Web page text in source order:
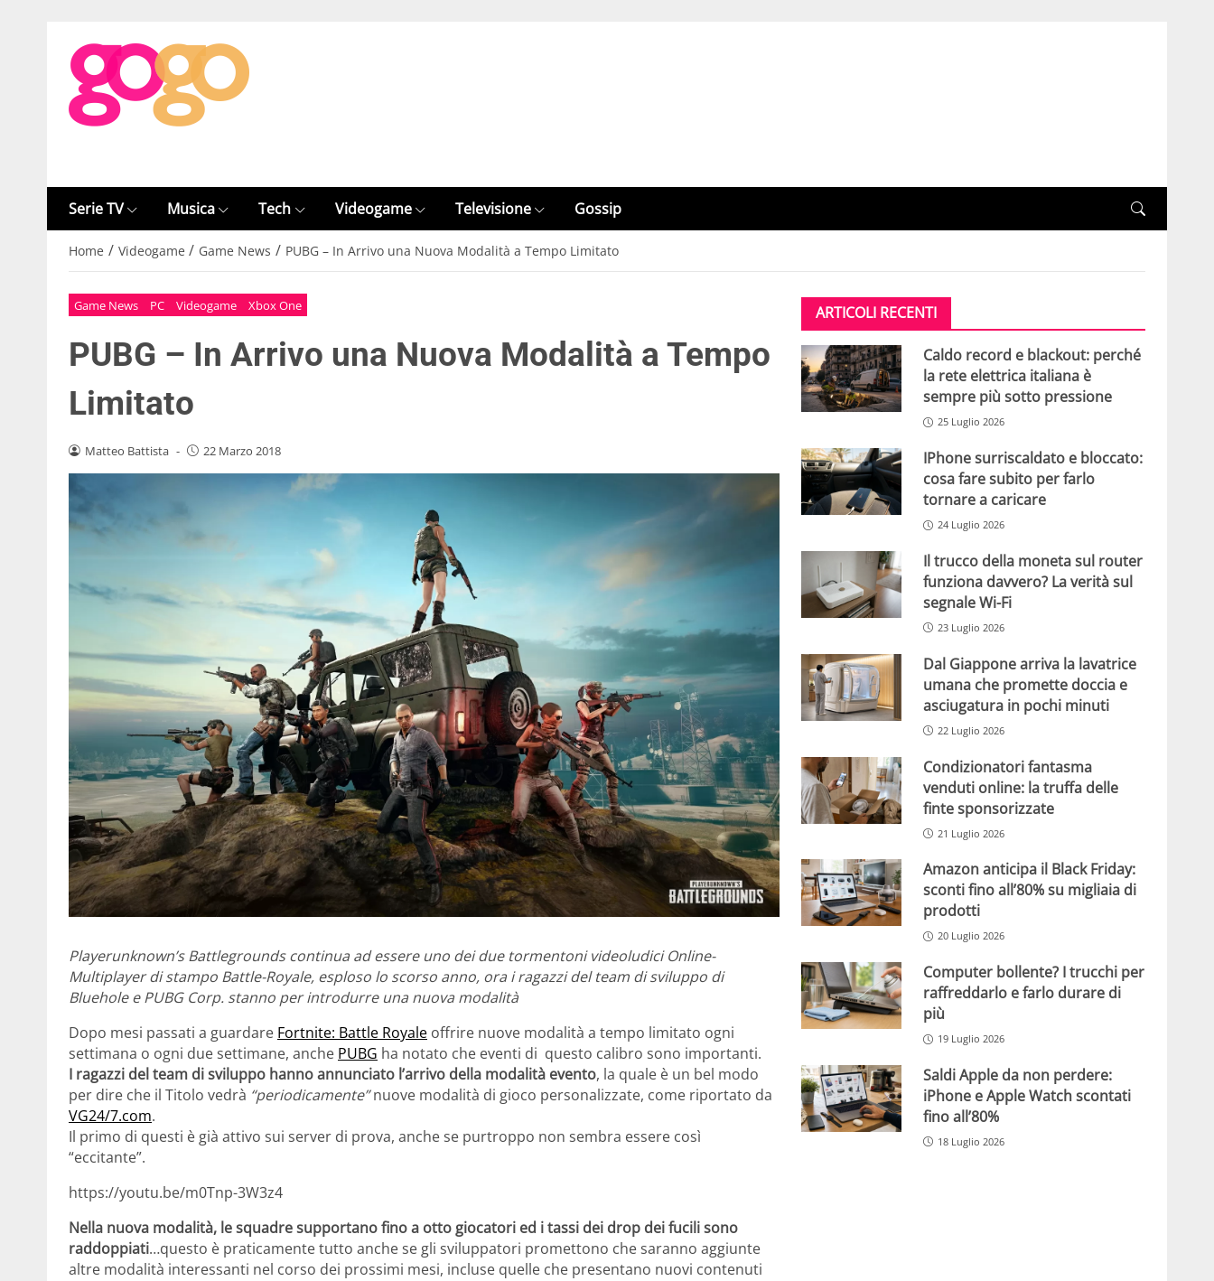
Serie TV Musica Tech Videogame Televisione Gossip
Home / Videogame / Game News / PUBG – In Arrivo una Nuova Modalità a Tempo Limitato
Game News PC Videogame Xbox One
PUBG – In Arrivo una Nuova Modalità a Tempo
Limitato
Matteo Battista - 22 Marzo 2018
Playerunknown’s Battlegrounds continua ad essere uno dei due tormentoni videoludici Online-
Multiplayer di stampo Battle-Royale, esploso lo scorso anno, ora i ragazzi del team di sviluppo di
Bluehole e PUBG Corp. stanno per introdurre una nuova modalità
Dopo mesi passati a guardare Fortnite: Battle Royale offrire nuove modalità a tempo limitato ogni
settimana o ogni due settimane, anche PUBG ha notato che eventi di questo calibro sono importanti.
I ragazzi del team di sviluppo hanno annunciato l’arrivo della modalità evento, la quale è un bel modo
per dire che il Titolo vedrà “periodicamente”nuove modalità di gioco personalizzate, come riportato da
VG24/7.com.
Il primo di questi è già attivo sui server di prova, anche se purtroppo non sembra essere così
“eccitante”.
https://youtu.be/m0Tnp-3W3z4
Nella nuova modalità, le squadre supportano fino a otto giocatori ed i tassi dei drop dei fucili sono
raddoppiati…questo è praticamente tutto anche segli sviluppatori promettono che saranno aggiunte
altre modalità interessanti nel corso dei prossimi mesi, incluse quelle che presentano nuovi contenuti
ARTICOLI RECENTI
Caldo record e blackout: perché
la rete elettrica italiana è
sempre più sotto pressione
25 Luglio 2026
IPhone surriscaldato e bloccato:
cosa fare subito per farlo
tornare a caricare
24 Luglio 2026
Il trucco della moneta sul router
funziona davvero? La verità sul
segnale Wi-Fi
23 Luglio 2026
Dal Giappone arriva la lavatrice
umana che promette doccia e
asciugatura in pochi minuti
22 Luglio 2026
Condizionatori fantasma
venduti online: la truffa delle
finte sponsorizzate
21 Luglio 2026
Amazon anticipa il Black Friday:
sconti fino all’80% su migliaia di
prodotti
20 Luglio 2026
Computer bollente? I trucchi per
raffreddarlo e farlo durare di
più
19 Luglio 2026
Saldi Apple da non perdere:
iPhone e Apple Watch scontati
fino all’80%
18 Luglio 2026